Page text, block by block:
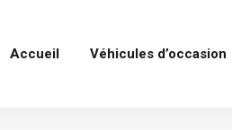
Accueil Véhicules d’occasion